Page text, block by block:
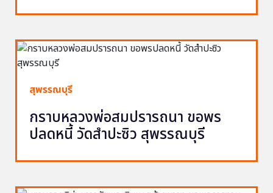
สุพรรณบุรี
กราบหลวงพ่อสมปรารถนา ขอพร
ปลดหนี้ วัดสำปะซิว สุพรรณบุรี